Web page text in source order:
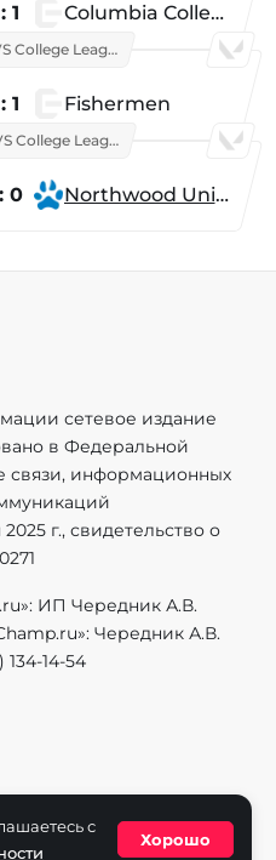
1 Columbia College
PlayVS College League 2025: Fall
1 Fishermen
PlayVS College League 2025: Fall
0 Northwood University
сетевое издание
в Федеральной
связи, информационных
г., свидетельство о
ИП Чередник А.В.
Чередник А.В.
14-54
с
Хорошо